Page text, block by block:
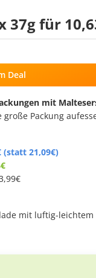
für
Deal
mit
Packung
(statt 21,09€)
mit luftig-leichtem